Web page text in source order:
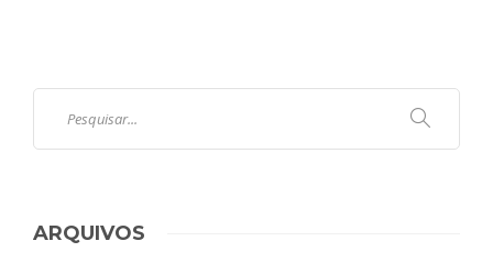
ARQUIVOS